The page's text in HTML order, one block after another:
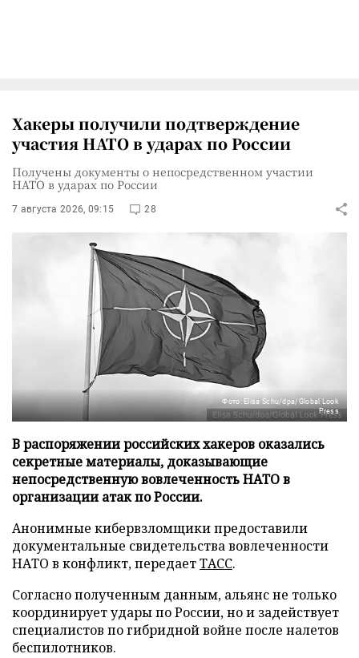
Хакеры получили подтверждение
участия НАТО в ударах по России
Получены документы о непосредственном участии
НАТО в ударах по России
7 августа 2026, 09:15 28
Фото: Elisa Schu/dpa/Global Look
Press
В распоряжении российских хакеров оказались
секретные материалы, доказывающие
непосредственную вовлеченность НАТО в
организации атак по России.
Анонимные кибервзломщики предоставили
документальные свидетельства вовлеченности
НАТО в конфликт, передаетТАСС.
Согласно полученным данным, альянс не только
координирует удары по России, но и задействует
специалистов по гибридной войне после налетов
беспилотников.